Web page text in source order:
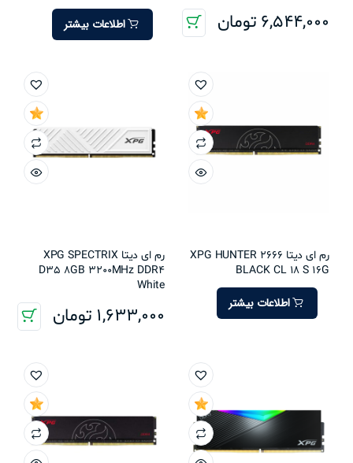
6,544,000 تومان اطلاعات بیشتر
رم ای دیتا XPG HUNTER 2666
BLACK CL 18 S 16G
اطلاعات بیشتر
رم ای دیتا XPG SPECTRIX
D35 8GB 3200MHz DDR4
White
1,633,000 تومان